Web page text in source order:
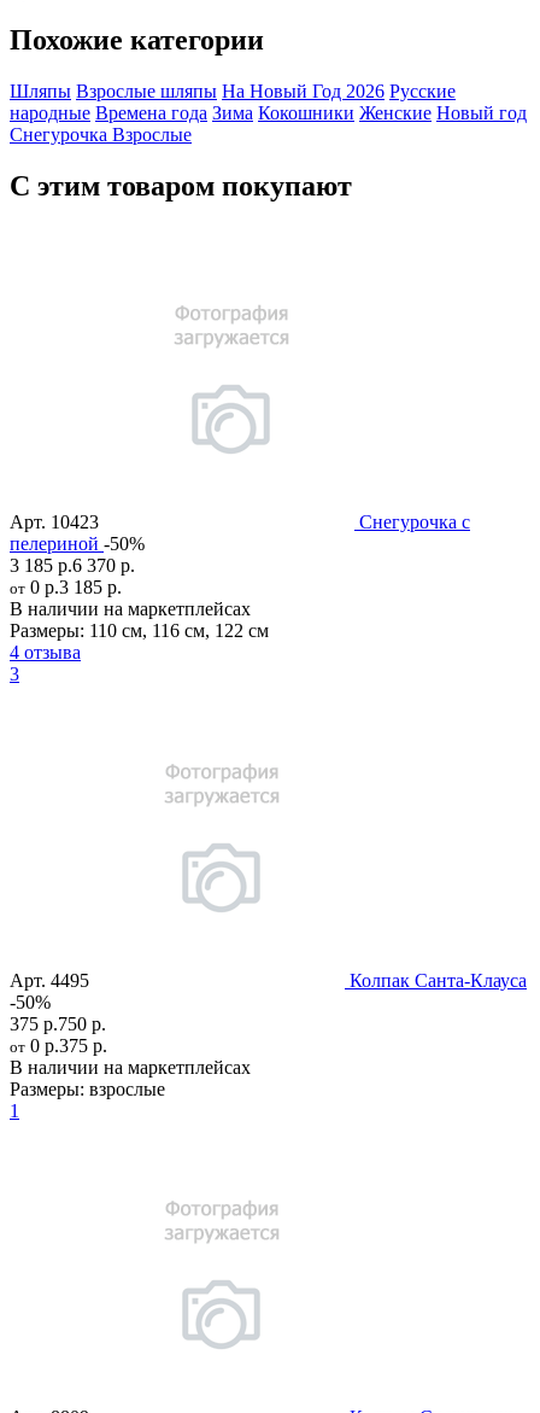
Похожие категории
Шляпы Взрослые шляпы На Новый Год 2026 Русские
народные Времена года Зима Кокошники Женские Новый год
Снегурочка Взрослые
С этим товаром покупают
Арт. 10423
Снегурочка с
пелериной -50%
3 185 р.6 370 р.
от 0 р.3 185 р.
В наличии на маркетплейсах
Размеры: 110 см, 116 см, 122 см
4 отзыва
3
Арт. 4495
Колпак Санта-Клауса
-50%
375 р.750 р.
от 0 р.375 р.
В наличии на маркетплейсах
Размеры: взрослые
1